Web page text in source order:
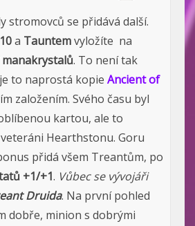
stromovců se přidává další.
a Tauntemvyložíte na
manakrystalů. To není tak
to naprostá kopie Ancient of
založením. Svého času byl
kartou, ale to
Hearthstonu. Goru
přidá všem Treantům, po
+1/+1. Vůbec se vývojáři
Druida. Na první pohled
dobře, minion s dobrými